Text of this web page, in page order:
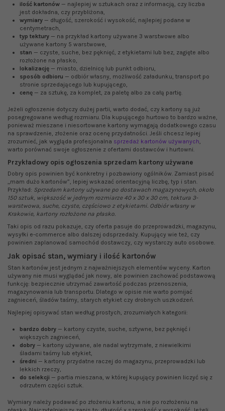
ilość kartonów — najlepiej w sztukach oraz z informacją, czy liczba
jest dokładna, czy przybliżona,
wymiary — długość, szerokość i wysokość, najlepiej podane w
centymetrach,
typ tektury — na przykład kartony używane 3 warstwowe albo
używane kartony 5 warstwowe,
stan — czyste, suche, bez pęknięć, z etykietami lub bez, zagięte albo
rozłożone na płasko,
lokalizację — miasto, dzielnicę lub punkt odbioru,
sposób odbioru — odbiór własny, możliwość załadunku, transport po
stronie sprzedającego lub kupującego,
cenę — za sztukę, za komplet, za paletę albo za całą partię.
Jeżeli ogłoszenie dotyczy dużej partii, warto dodać, czy kartony są już
posegregowane według rozmiaru. Dla kupującego hurtowo to bardzo ważne,
ponieważ mieszane i niesortowane kartony wymagają dodatkowego czasu
na sprawdzenie, złożenie oraz ocenę przydatności. Jeśli chcesz lepiej
zrozumieć, jak wygląda profesjonalna sprzedaż kartonów używanych,
warto porównać swoje ogłoszenie z ofertami dostawców i hurtowni.
Przykładowy opis ogłoszenia sprzedam kartony używane
Dobry opis powinien być konkretny i pozbawiony ogólników. Zamiast pisać
„mam dużo kartonów”, lepiej wskazać orientacyjną liczbę, typ i stan.
Przykład: Sprzedam kartony używane po dostawach magazynowych, około
150 sztuk, większość w jednym rozmiarze 40 x 30 x 30 cm, tektura 3-
warstwowa, suche, czyste, częściowo z etykietami. Odbiór własny w
Krakowie, kartony rozłożone na płasko.
Taki opis od razu pokazuje, czy oferta pasuje do przeprowadzki, magazynu,
wysyłki e-commerce albo dalszej odsprzedaży. Kupujący wie też, czy
powinien zaplanować samochód dostawczy, czy wystarczy auto osobowe.
Jak opisać stan, wymiary i ilość kartonów
Stan kartonów jest jednym z najważniejszych elementów wyceny. Karton
używany nie musi wyglądać jak nowy, ale powinien zachować podstawową
funkcję: bezpiecznie utrzymać zawartość podczas przenoszenia,
magazynowania lub transportu. Dlatego w opisie nie warto pomijać
zagnieceń, śladów taśmy, starych etykiet czy drobnych uszkodzeń.
Najlepiej opisywać stan według prostych, zrozumiałych kategorii:
bardzo dobry — kartony czyste, suche, sztywne, bez pęknięć i
większych zagnieceń,
dobry — kartony używane, ale nadal wytrzymałe, z niewielkimi
śladami taśmy lub etykiet,
średni — kartony przydatne raczej do magazynu, przeprowadzki lub
lekkich rzeczy,
do selekcji — partia mieszana, w której kupujący powinien liczyć się z
odrzutem części sztuk.
Wymiary należy podawać po złożeniu kartonu, a nie po rozłożeniu na